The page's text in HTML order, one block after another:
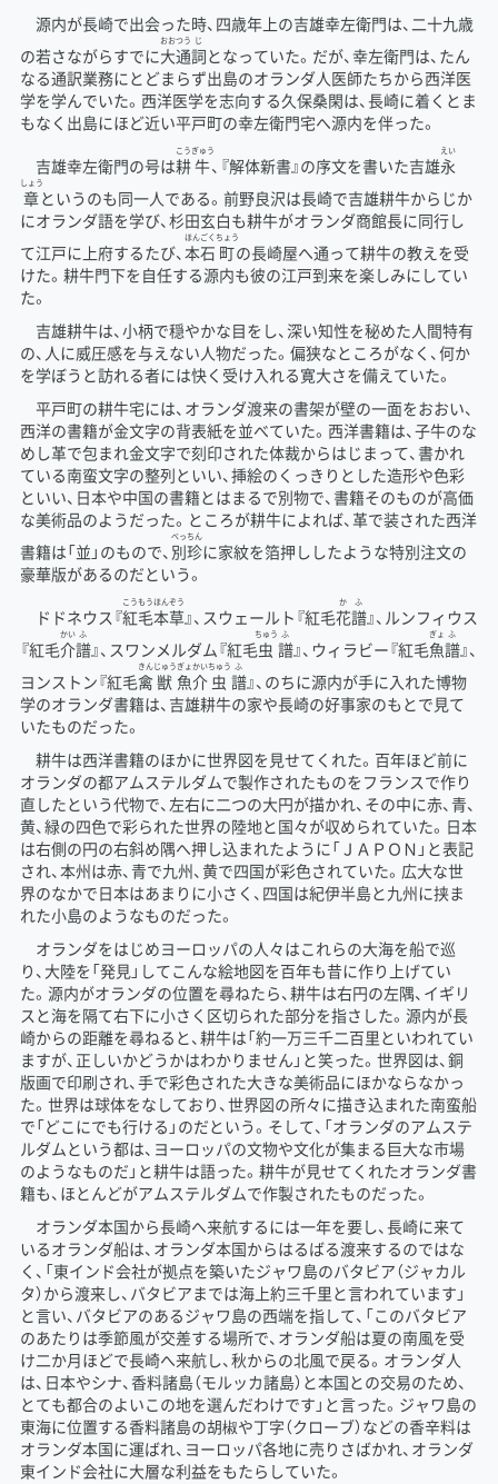
源内が長崎で出会った時、四歳年上の吉雄幸左衛門は、二十九歳
の若さながらすでに大
おお
通
つう
詞
じ
となっていた。だが、幸左衛門は、たん
なる通訳業務にとどまらず出島のオランダ人医師たちから西洋医
学を学んでいた。西洋医学を志向する久保桑閑は、長崎に着くとま
もなく出島にほど近い平戸町の幸左衛門宅へ源内を伴った。
吉雄幸左衛門の号は耕
こう
牛
ぎゅう
、『解体新書』の序文を書いた吉雄永
えい
章
しょう
というのも同一人である。前野良沢は長崎で吉雄耕牛からじか
にオランダ語を学び、杉田玄白も耕牛がオランダ商館長に同行し
て江戸に上府するたび、本
ほん
石
ごく
町
ちょう
の長崎屋へ通って耕牛の教えを受
けた。耕牛門下を自任する源内も彼の江戸到来を楽しみにしてい
た。
吉雄耕牛は、小柄で穏やかな目をし、深い知性を秘めた人間特有
の、人に威圧感を与えない人物だった。偏狭なところがなく、何か
を学ぼうと訪れる者には快く受け入れる寛大さを備えていた。
平戸町の耕牛宅には、オランダ渡来の書架が壁の一面をおおい、
西洋の書籍が金文字の背表紙を並べていた。西洋書籍は、子牛のな
めし革で包まれ金文字で刻印された体裁からはじまって、書かれ
ている南蛮文字の整列といい、挿絵のくっきりとした造形や色彩
といい、日本や中国の書籍とはまるで別物で、書籍そのものが高価
な美術品のようだった。ところが耕牛によれば、革で装された西洋
書籍は「並」のもので、 別
べっ
珍
ちん
に家紋を箔押ししたような特別注文の
豪華版があるのだという。
ドドネウス『紅
こう
毛
もう
本
ほん
草
ぞう
』、スウェールト『紅毛花
か
譜
ふ
』、ルンフィウス
『紅毛介
かい
譜
ふ
』、スワンメルダム『紅毛虫
ちゅう
譜
ふ
』、ウィラビー『紅毛魚
ぎょ
譜
ふ
』、
ヨンストン『紅毛禽
きん
獣
じゅう
魚
ぎょ
介
かい
虫
ちゅう
譜
ふ
』、のちに源内が手に入れた博物
学のオランダ書籍は、吉雄耕牛の家や長崎の好事家のもとで見て
いたものだった。
耕牛は西洋書籍のほかに世界図を見せてくれた。百年ほど前に
オランダの都アムステルダムで製作されたものをフランスで作り
直したという代物で、左右に二つの大円が描かれ、その中に赤、青、
黄、緑の四色で彩られた世界の陸地と国々が収められていた。日本
は右側の円の右斜め隅へ押し込まれたように「ＪＡＰＯＮ」と表記
され、本州は赤、青で九州、黄で四国が彩色されていた。広大な世
界のなかで日本はあまりに小さく、四国は紀伊半島と九州に挟ま
れた小島のようなものだった。
オランダをはじめヨーロッパの人々はこれらの大海を船で巡
り、大陸を「発見」してこんな絵地図を百年も昔に作り上げてい
た。源内がオランダの位置を尋ねたら、耕牛は右円の左隅、イギリ
スと海を隔て右下に小さく区切られた部分を指さした。源内が長
崎からの距離を尋ねると、耕牛は「約一万三千二百里といわれてい
ますが、正しいかどうかはわかりません」と笑った。世界図は、銅
版画で印刷され、手で彩色された大きな美術品にほかならなかっ
た。世界は球体をなしており、世界図の所々に描き込まれた南蛮船
で「どこにでも行ける」のだという。そして、「オランダのアムステ
ルダムという都は、ヨーロッパの文物や文化が集まる巨大な市場
のようなものだ」と耕牛は語った。耕牛が見せてくれたオランダ書
籍も、ほとんどがアムステルダムで作製されたものだった。
オランダ本国から長崎へ来航するには一年を要し、長崎に来て
いるオランダ船は、オランダ本国からはるばる渡来するのではな
く、「東インド会社が拠点を築いたジャワ島のバタビア（ジャカル
タ）から渡来し、バタビアまでは海上約三千里と言われています」
と言い、バタビアのあるジャワ島の西端を指して、「このバタビア
のあたりは季節風が交差する場所で、オランダ船は夏の南風を受
け二か月ほどで長崎へ来航し、秋からの北風で戻る。オランダ人
は、日本やシナ、香料諸島（モルッカ諸島）と本国との交易のため、
とても都合のよいこの地を選んだわけです」と言った。ジャワ島の
東海に位置する香料諸島の胡椒や丁字（クローブ）などの香辛料は
オランダ本国に運ばれ、ヨーロッパ各地に売りさばかれ、オランダ
東インド会社に大層な利益をもたらしていた。